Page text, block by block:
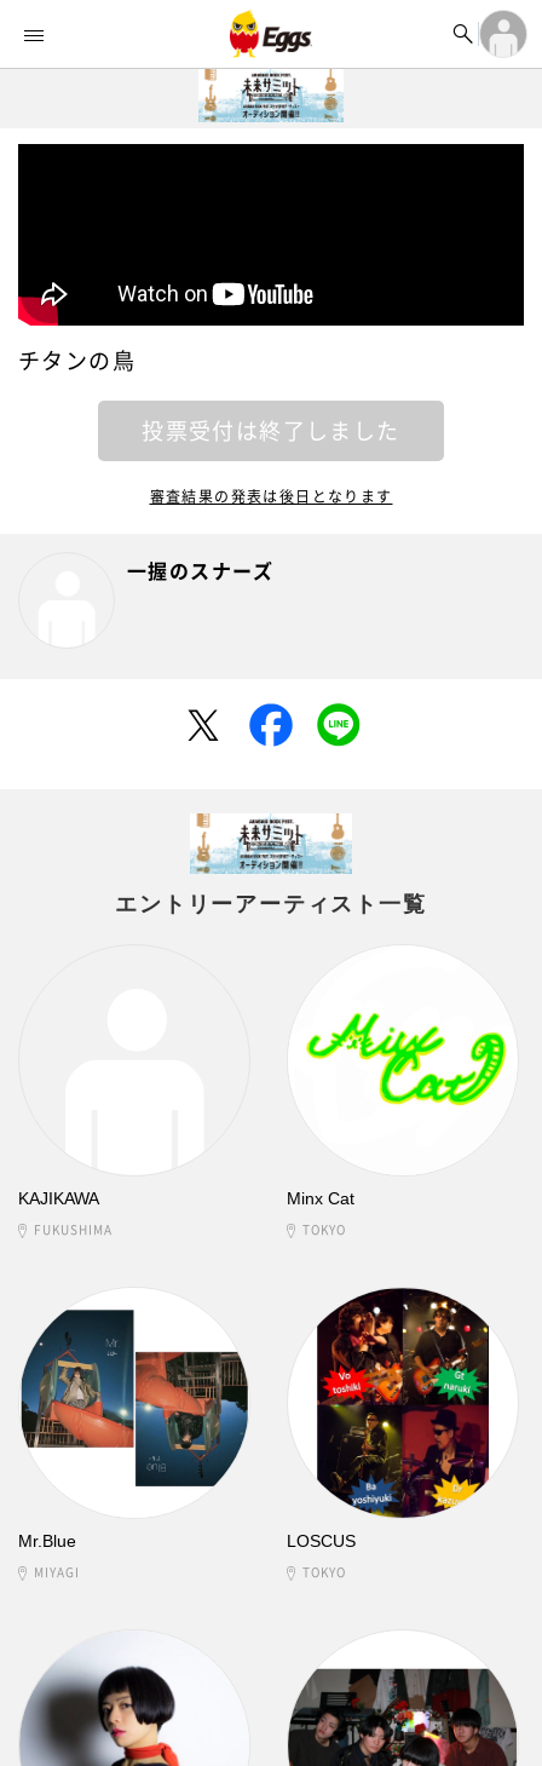


ランキング 
記事 

ログイン
アカウント登録
チタンの鳥
投票受付は終了しました
審査結果の発表は後日となります
一握のスナーズ
エントリーアーティスト一覧
KAJIKAWA
FUKUSHIMA
Minx Cat
TOKYO
Mr.Blue
MIYAGI
LOSCUS
TOKYO